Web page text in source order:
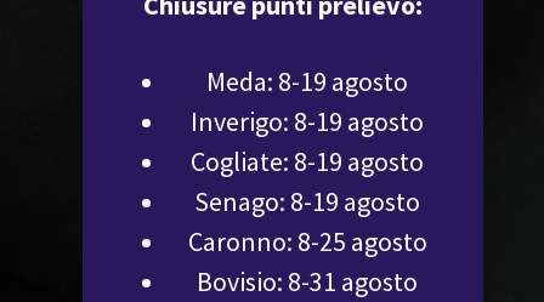
Meda: 8-19 agosto
Inverigo: 8-19 agosto
Cogliate: 8-19 agosto
Senago: 8-19 agosto
Caronno: 8-25 agosto
Bovisio: 8-31 agosto